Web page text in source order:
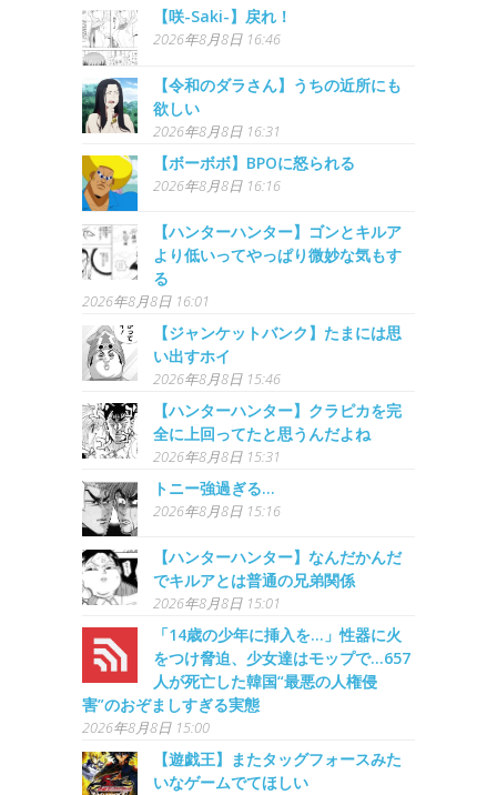
【咲-Saki-】戻れ！
2026年8月8日 16:46
【令和のダラさん】うちの近所にも
欲しい
2026年8月8日 16:31
【ボーボボ】BPOに怒られる
2026年8月8日 16:16
【ハンターハンター】ゴンとキルア
より低いってやっぱり微妙な気もす
る
2026年8月8日 16:01
【ジャンケットバンク】たまには思
い出すホイ
2026年8月8日 15:46
【ハンターハンター】クラピカを完
全に上回ってたと思うんだよね
2026年8月8日 15:31
トニー強過ぎる…
2026年8月8日 15:16
【ハンターハンター】なんだかんだ
でキルアとは普通の兄弟関係
2026年8月8日 15:01
「14歳の少年に挿入を…」性器に火
をつけ脅迫、少女達はモップで…657
人が死亡した韓国“最悪の人権侵
害”のおぞましすぎる実態
2026年8月8日 15:00
【遊戯王】またタッグフォースみた
いなゲームでてほしい